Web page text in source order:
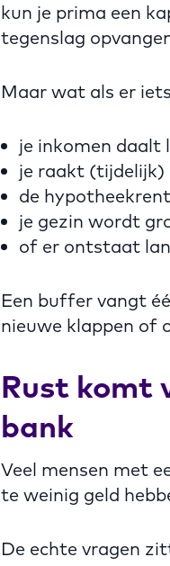
kun je prima een
tegenslag
Maar wat als er
je inkomen daalt
je raakt (tijdelijk)
de
je gezin wordt
of er ontstaat
Een buffer vangt
nieuwe klappen of
Rust komt
bank
Veel mensen met
te weinig geld
De echte vragen